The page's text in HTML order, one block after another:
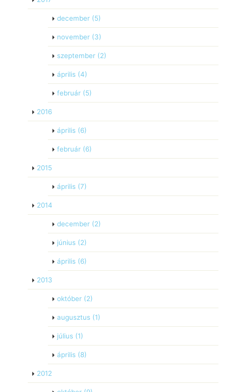
december (5)
november (3)
szeptember (2)
április (4)
február (5)
2016
április (6)
február (6)
2015
április (7)
2014
december (2)
június (2)
április (6)
2013
október (2)
augusztus (1)
július (1)
április (8)
2012